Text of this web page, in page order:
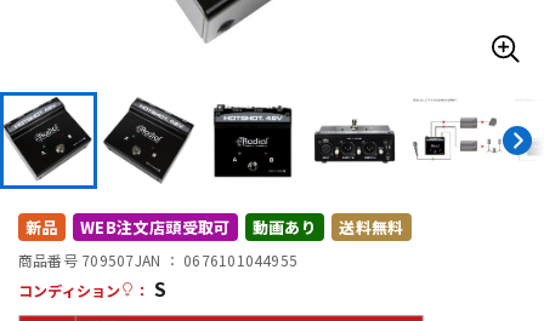
DJ機器
配信/ライブ機器
新品 WEB注文店頭受取可 動画あり 送料無料
商品番号 709507JAN ： 0676101044955
コンディション
： S